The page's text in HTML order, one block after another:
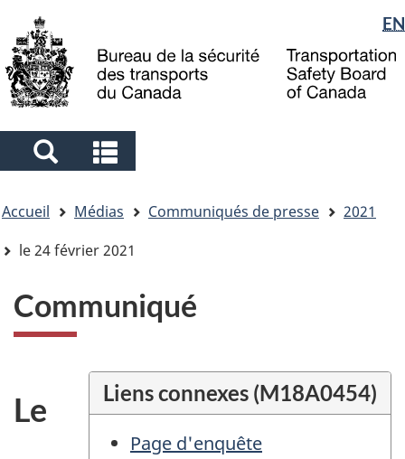
to
main
to
"About
government"
à
la
Sélection
de
la
langue
EN
Search
and
menus
and
menus
êtes
ici
Accueil Médias Communiqués de presse
2021
le 24 février 2021
Communiqué
Liens connexes (M18A0454)
Page d'enquête
Le